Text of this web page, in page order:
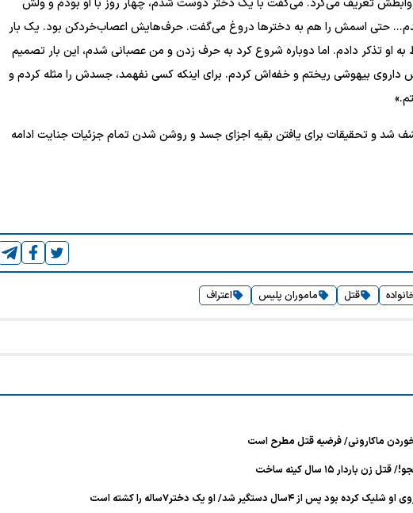
روابطش تعریف می‌کرد. می‌گفت با یک دختر دوست شدم، چهار روز با او بودم و ولش
حتی اسمش را هم به دختر‌ها دروغ می‌گفت. حرف‌هایش اعصاب‌خردکن بود. یک بار
او تذکر دادم. اما دوباره شروع کرد به حرف زدن و من عصبانی شدم، این بار تصمیم
داروی بیهوشی ریختم و خفه‌اش کردم. برای اینکه کسی نفهمد، جسدش را مثله کردم و
شد و تحقیقات برای یافتن بقیه اجزای جسد و روشن شدن تمام جزئیات جنایت ادامه
قتل ماموران پلیس اعتراف
۱۵ سال کینه ساخت
دستگیر شد/ او یک دختر۷ساله را کشته است